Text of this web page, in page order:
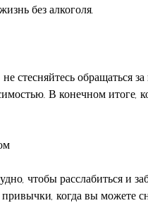
без алкоголя.
стесняйтесь обращаться
В конечном итоге,
чтобы расслабиться и
когда вы можете